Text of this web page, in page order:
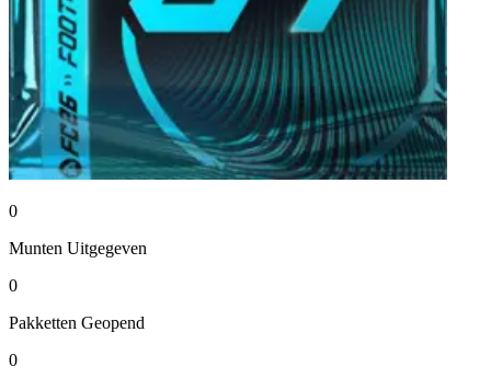
0
Munten Uitgegeven
0
Pakketten Geopend
0